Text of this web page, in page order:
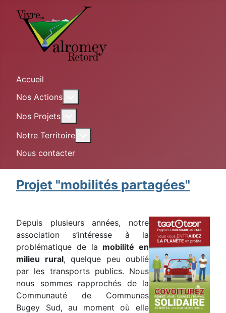
Accueil
Nos Actions
Nos Projets
Notre Territoire
Nous contacter
Projet "mobilités partagées"
Depuis plusieurs années, notre
association s’intéresse à la
problématique de la mobilité en
milieu rural, quelque peu oublié
par les transports publics. Nous
nous sommes rapprochés de la
Communauté de Communes
Bugey Sud, au moment où elle